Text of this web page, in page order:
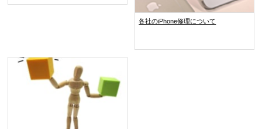
各社のiPhone修理について